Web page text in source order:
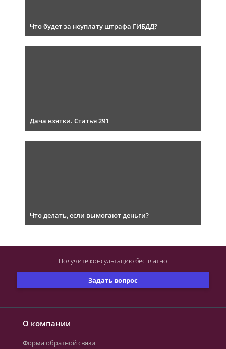
Что будет за неуплату штрафа ГИБДД?
Дача взятки. Статья 291
Что делать, если вымогают деньги?
О компании
Форма обратной связи
Задать вопрос
Получите консультациюбесплатно